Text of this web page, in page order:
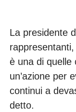
La presidente
è una di quelle
un’azione per
continui a
detto.